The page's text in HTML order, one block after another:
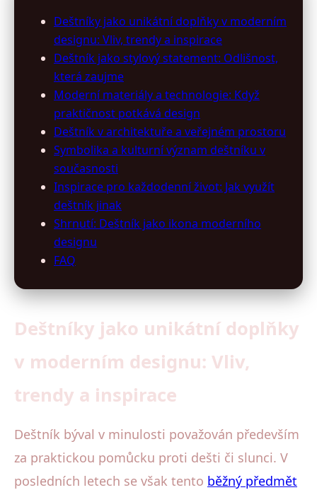
4. 3. 2026· 9 min čtení · Autor: Kristýna Jelínková
Deštníky jako unikátní doplňky v moderním
designu: Vliv, trendy a inspirace
Deštník jako stylový statement: Odlišnost,
která zaujme
Moderní materiály a technologie: Když
praktičnost potkává design
Deštník v architektuře a veřejném prostoru
Symbolika a kulturní význam deštníku v
současnosti
Inspirace pro každodenní život: Jak využít
deštník jinak
Shrnutí: Deštník jako ikona moderního
designu
FAQ
Deštníky jako unikátní doplňky
v moderním designu: Vliv,
trendy a inspirace
Deštník býval v minulosti považován především
za praktickou pomůcku proti dešti či slunci. V
posledních letech se však tento běžný předmět